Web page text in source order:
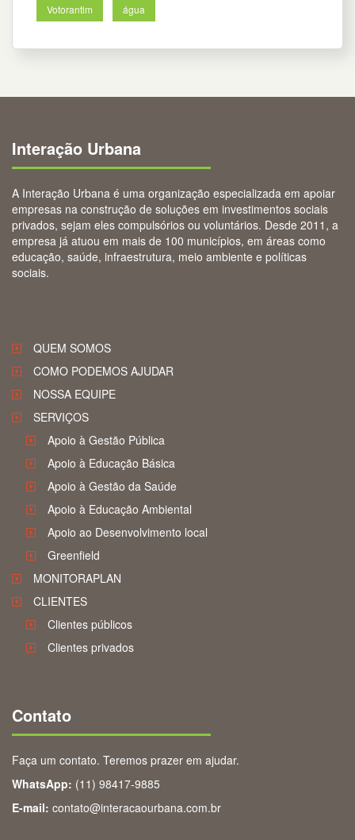
Votorantim água
Interação Urbana
A Interação Urbana é uma organização especializada em apoiar
empresas na construção de soluções em investimentos sociais
privados, sejam eles compulsórios ou voluntários. Desde 2011, a
empresa já atuou em mais de 100 municípios, em áreas como
educação, saúde, infraestrutura, meio ambiente e políticas
sociais.
QUEM SOMOS
COMO PODEMOS AJUDAR
NOSSA EQUIPE
SERVIÇOS
Apoio à Gestão Pública
Apoio à Educação Básica
Apoio à Gestão da Saúde
Apoio à Educação Ambiental
Apoio ao Desenvolvimento local
Greenfield
MONITORAPLAN
CLIENTES
Clientes públicos
Clientes privados
Contato
Faça um contato. Teremos prazer em ajudar.
WhatsApp: (11) 98417-9885
E-mail: contato@interacaourbana.com.br